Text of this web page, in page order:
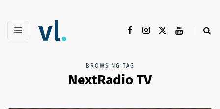
BROWSING TAG
NextRadio TV